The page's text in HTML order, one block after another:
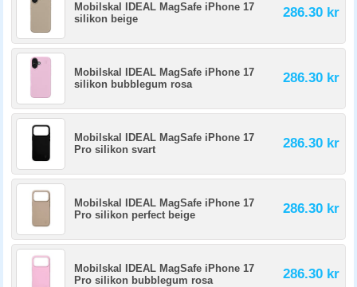
Mobilskal IDEAL MagSafe iPhone 17
silikon beige
286.30 kr
Mobilskal IDEAL MagSafe iPhone 17
silikon bubblegum rosa
286.30 kr
Mobilskal IDEAL MagSafe iPhone 17
Pro silikon svart
286.30 kr
Mobilskal IDEAL MagSafe iPhone 17
Pro silikon perfect beige
286.30 kr
Mobilskal IDEAL MagSafe iPhone 17
Pro silikon bubblegum rosa
286.30 kr